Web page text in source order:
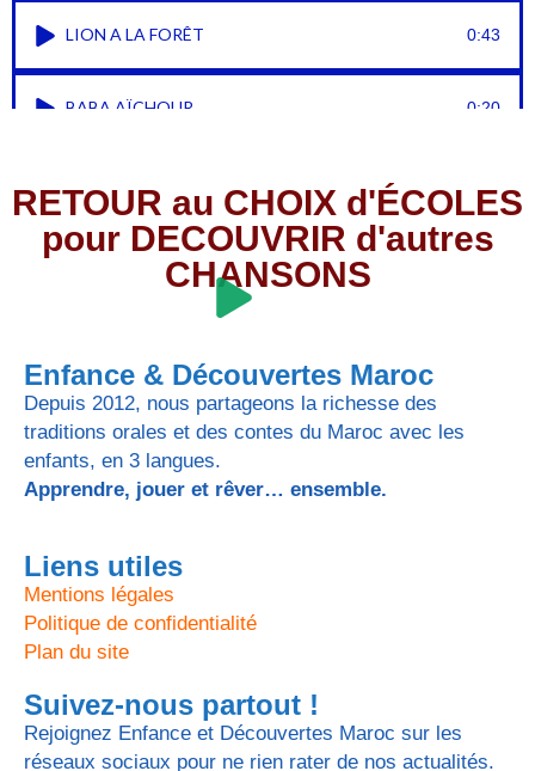
LION A LA FORÊT 0:43
BABA AÏCHOUR 0:20
RETOUR au CHOIX d'ÉCOLES
pour DECOUVRIR d'autres
CHANSONS
Enfance & Découvertes Maroc
Depuis 2012, nous partageons la richesse des
traditions orales et des contes du Maroc avec les
enfants, en 3 langues.
Apprendre, jouer et rêver… ensemble.
Liens utiles
Mentions légales
Politique de confidentialité
Plan du site
Suivez-nous partout !
Rejoignez Enfance et Découvertes Maroc sur les
réseaux sociaux pour ne rien rater de nos actualités.